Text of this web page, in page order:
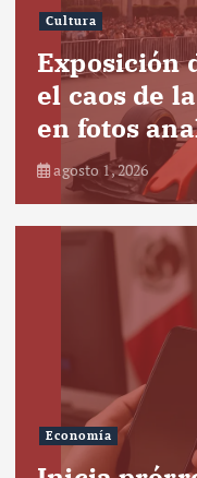
Cultura
Exposición
el caos de
en fotos
agosto 1, 2026
Economía